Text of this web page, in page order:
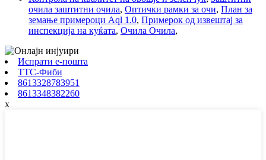
очила заштитни очила, Оптички рамки за очи, План за
земање примероци Aql 1.0, Примерок од извештај за
инспекција на куќата, Очила Очила,
Испрати е-пошта
ТТС-Фиби
8613328783951
8613348382260
x